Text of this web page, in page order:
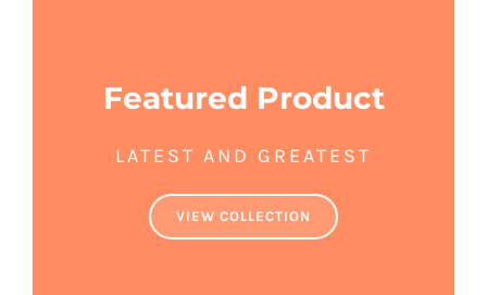
Featured Product
LATEST AND GREATEST
VIEW COLLECTION